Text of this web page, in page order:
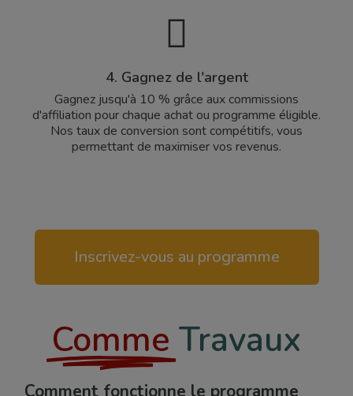
4. Gagnez de l'argent
Gagnez jusqu'à 10 % grâce aux commissions
d'affiliation pour chaque achat ou programme éligible.
Nos taux de conversion sont compétitifs, vous
permettant de maximiser vos revenus.
Inscrivez-vous au programme
Comme Travaux
Comment fonctionne le programme